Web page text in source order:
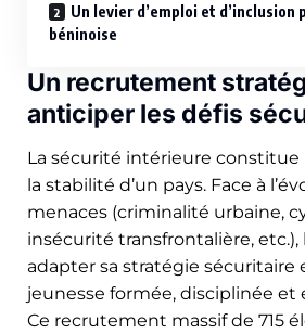
Un levier d’emploi et d’inclusion
béninoise
Un recrutement
anticiper les défis
La sécurité intérieure constitue
la stabilité d’un pays. Face à
menaces (criminalité urbaine,
insécurité transfrontalière,
adapter sa stratégie sécuritaire
jeunesse formée, disciplinée et
Ce recrutement massif de 715